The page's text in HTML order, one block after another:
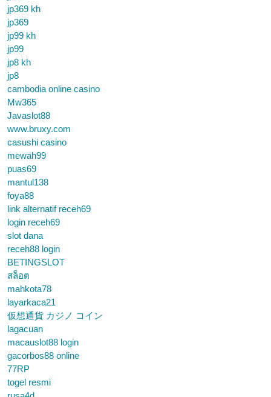
jp369 kh
jp369
jp99 kh
jp99
jp8 kh
jp8
cambodia online casino
Mw365
Javaslot88
www.bruxy.com
casushi casino
mewah99
puas69
mantul138
foya88
link alternatif receh69
login receh69
slot dana
receh88 login
BETINGSLOT
สล็อต
mahkota78
layarkaca21
仮想通貨 カジノ コイン
lagacuan
macauslot88 login
gacorbos88 online
77RP
togel resmi